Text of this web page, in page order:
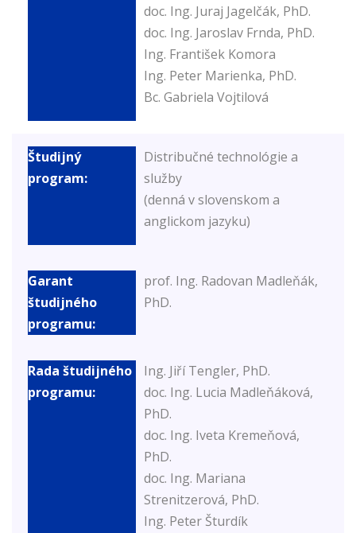
doc. Ing. Juraj Jagelčák, PhD.
doc. Ing. Jaroslav Frnda, PhD.
Ing. František Komora
Ing. Peter Marienka, PhD.
Bc. Gabriela Vojtilová
Distribučné technológie a
služby
(denná v slovenskom a
anglickom jazyku)
prof. Ing. Radovan Madleňák,
PhD.
Ing. Jiří Tengler, PhD.
doc. Ing. Lucia Madleňáková,
PhD.
doc. Ing. Iveta Kremeňová,
PhD.
doc. Ing. Mariana
Strenitzerová, PhD.
Ing. Peter Šturdík